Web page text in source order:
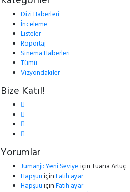
Dizi Haberleri
İnceleme
Listeler
Röportaj
Sinema Haberleri
Tümü
Vizyondakiler
Bize Katıl!
Yorumlar
Jumanji: Yeni SeviyeiçinTuana Artuç
HapşuuiçinFatih ayar
HapşuuiçinFatih ayar